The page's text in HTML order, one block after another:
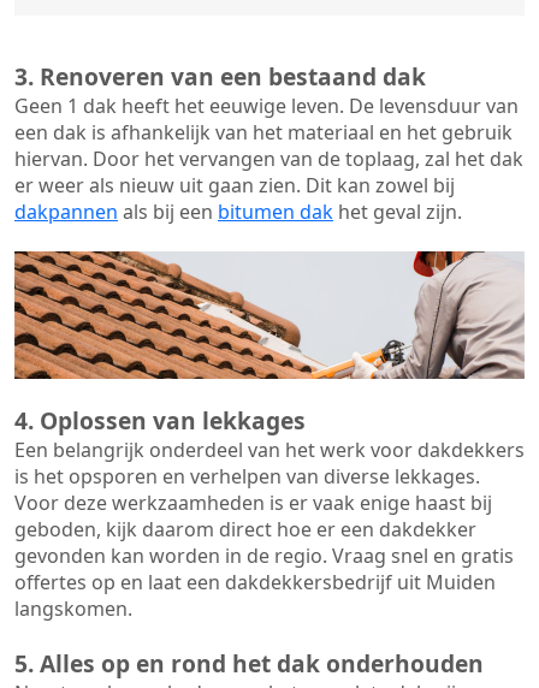
3. Renoveren van een bestaand dak
Geen 1 dak heeft het eeuwige leven. De levensduur van
een dak is afhankelijk van het materiaal en het gebruik
hiervan. Door het vervangen van de toplaag, zal het dak
er weer als nieuw uit gaan zien. Dit kan zowel bij
dakpannen als bij een bitumen dak het geval zijn.
4. Oplossen van lekkages
Een belangrijk onderdeel van het werk voor dakdekkers
is het opsporen en verhelpen van diverse lekkages.
Voor deze werkzaamheden is er vaak enige haast bij
geboden, kijk daarom direct hoe er een dakdekker
gevonden kan worden in de regio. Vraag snel en gratis
offertes op en laat een dakdekkersbedrijf uit Muiden
langskomen.
5. Alles op en rond het dak onderhouden